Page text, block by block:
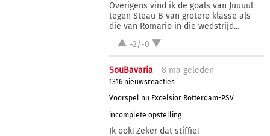
Overigens vind ik de goals van Juuuul
tegen Steau B van grotere klasse als
die van Romario in die wedstrijd...
+2/-0
SouBavaria 8 ma geleden
1316 nieuwsreacties
Voorspel nu Excelsior Rotterdam-PSV
incomplete opstelling
Ik ook! Zeker dat stiffie!